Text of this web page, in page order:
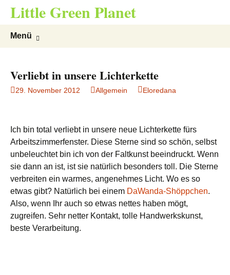
Little Green Planet
Menü
Verliebt in unsere Lichterkette
29. November 2012 Allgemein Eloredana
Ich bin total verliebt in unsere neue Lichterkette fürs
Arbeitszimmerfenster. Diese Sterne sind so schön, selbst
unbeleuchtet bin ich von der Faltkunst beeindruckt. Wenn
sie dann an ist, ist sie natürlich besonders toll. Die Sterne
verbreiten ein warmes, angenehmes Licht. Wo es so
etwas gibt? Natürlich bei einem DaWanda-Shöppchen.
Also, wenn Ihr auch so etwas nettes haben mögt,
zugreifen. Sehr netter Kontakt, tolle Handwerkskunst,
beste Verarbeitung.